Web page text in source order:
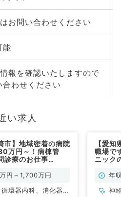
お問い合わせください
能
報を確認いたしますので
合わせください
い求人
市】地域密着の病院
万円～！病棟管
診療のお仕事
円～1,700万円
環器内科、消化器内
【愛
職場で
ニック
常勤）
年
神